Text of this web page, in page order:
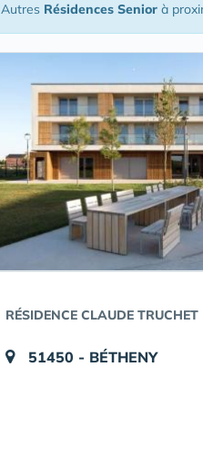
Autres Résidences Senior à
RÉSIDENCE CLAUDE TRUCHET
51450 - BÉTHENY